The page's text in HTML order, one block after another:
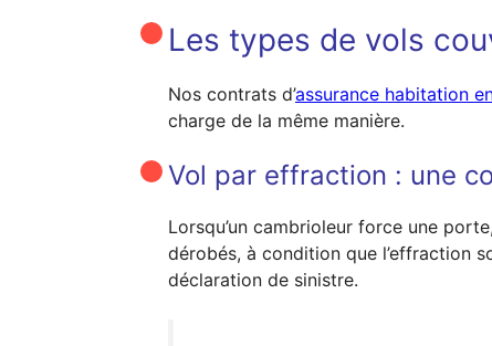
Les types de vols
Nos contrats d’assurance habitation
charge de la même manière.
Vol par effraction : une
Lorsqu’un cambrioleur force une
dérobés, à condition que l’effraction
déclaration de sinistre.